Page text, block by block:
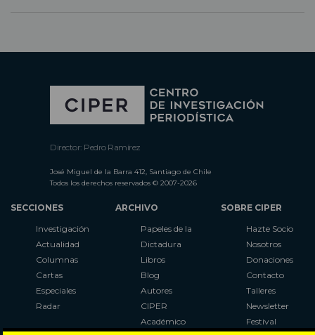
Director: Pedro Ramírez
José Miguel de la Barra 412, Santiago de Chile
Todos los derechos reservados © 2007-2026
SECCIONES
Investigación
Actualidad
Columnas
Cartas
Especiales
Radar
ARCHIVO
Papeles de la
Dictadura
Libros
Blog
Autores
CIPER
Académico
SOBRE CIPER
Hazte Socio
Nosotros
Donaciones
Contacto
Talleres
Newsletter
Festival